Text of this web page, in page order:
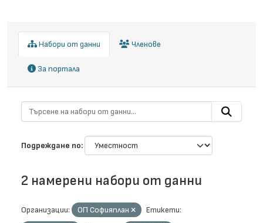
Набори от данни Членове
За портала
Подреждане по
2 намерени набори от данни
Организации: ОП Софияплан
Етикети: